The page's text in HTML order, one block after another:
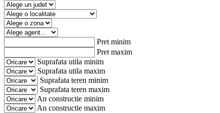
Pret minim
Pret maxim
Suprafata utila minim
Suprafata utila maxim
Suprafata teren minim
Suprafata teren maxim
An constructie minim
An constructie maxim